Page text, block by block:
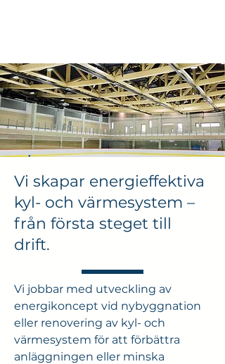
Vi skapar energieffektiva
kyl- och värmesystem –
från första steget till
drift.
Vi jobbar med utveckling av
energikoncept vid nybyggnation
eller renovering av kyl- och
värmesystem för att förbättra
anläggningen eller minska